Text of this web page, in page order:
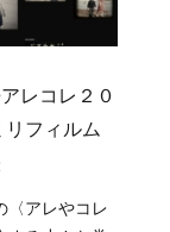
レコレ２０
リフィルム
〈アレやコレ